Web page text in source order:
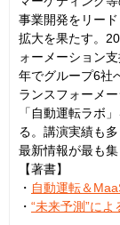
事業開発をリー
拡大を果たす。
ォーメーション
年でグループ6社
ランスフォーメ
「自動運転ラボ
る。講演実績も
最新情報が最も
【著書】
・ 自動運転＆
・ “未来予測”に